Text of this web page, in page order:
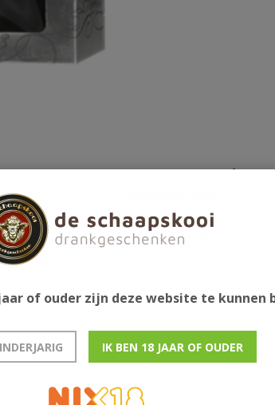
met twee bijpassende
of ouder zijn deze website te kunnen
IK BEN 18 JAAR OF OUDER